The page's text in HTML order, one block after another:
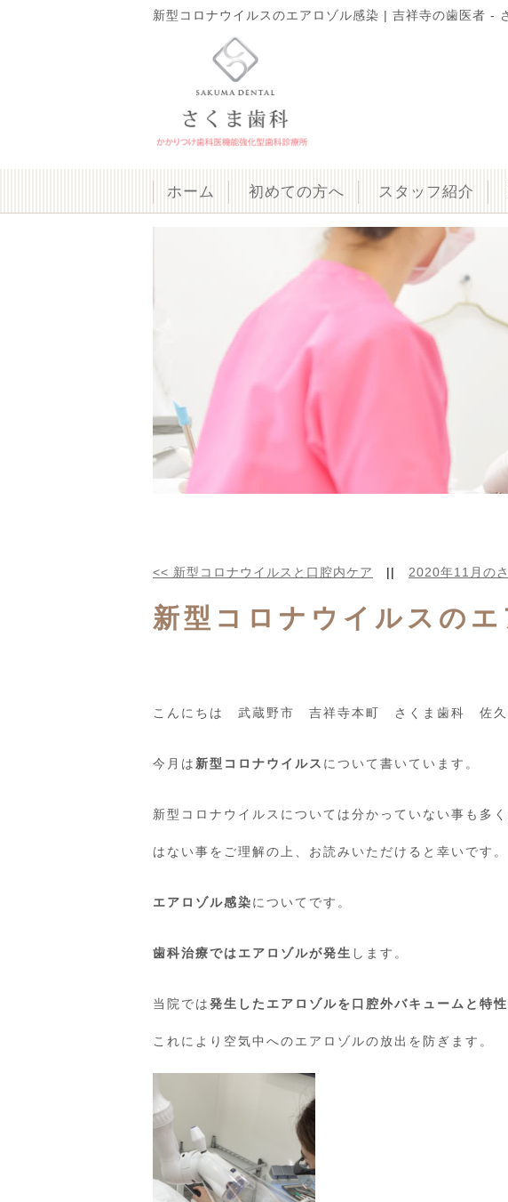
新型コロナウイルスのエアロゾル感染 | 吉祥寺の歯医者 -
ホーム 初めての方へ スタッフ紹介
<< 新型コロナウイルスと口腔内ケア || 2020年11月の
新型コロナウイルスの
こんにちは 武蔵野市 吉祥寺本町 さくま歯科 佐久
今月は 新型コロナウイルス について書いています。
新型コロナウイルスについては分かっていない事も多
はない事をご理解の上、お読みいただけると幸いです。
エアロゾル感染についてです。
歯科治療ではエアロゾルが発生 します。
当院では発生したエアロゾルを口腔外バキュームと特
これにより空気中へのエアロゾルの放出を防ぎます。